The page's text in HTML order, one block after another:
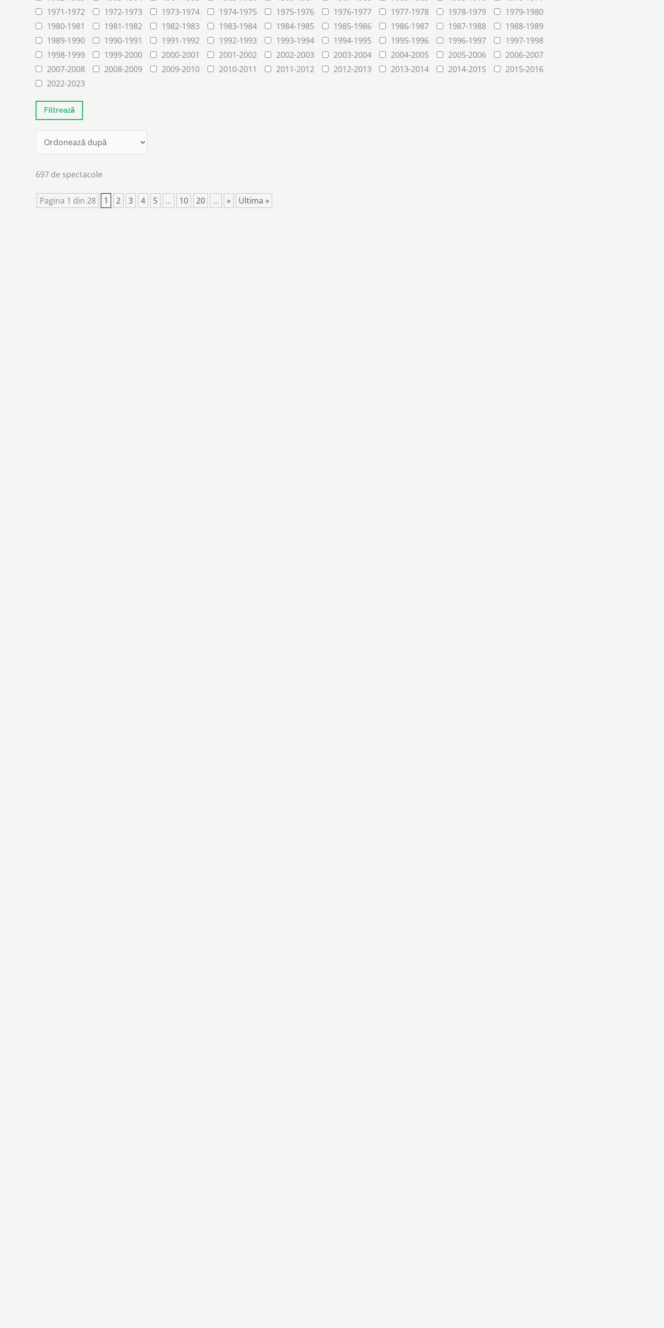
1971-1972
1972-1973 1973-1974 1974-1975 1975-1976 1976-1977 1977-1978 1978-1979
1979-1980
1980-1981
1981-1982 1982-1983 1983-1984 1984-1985 1985-1986 1986-1987 1987-1988
1988-1989
1989-1990
1990-1991 1991-1992 1992-1993 1993-1994 1994-1995 1995-1996 1996-1997
1997-1998
1998-1999
1999-2000 2000-2001 2001-2002 2002-2003 2003-2004 2004-2005 2005-2006
2006-2007
2007-2008
2008-2009 2009-2010 2010-2011 2011-2012 2012-2013 2013-2014 2014-2015
2015-2016
2022-2023
697 de spectacole
Pagina 1 din 28 1 2 3 4 5 ... 10 20 ... » Ultima »